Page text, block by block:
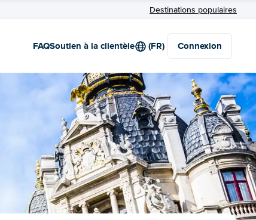
Destinations populaires
FAQSoutien à la clientèle (FR) Connexion